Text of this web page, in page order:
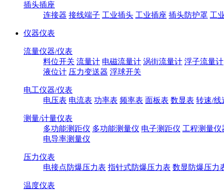
插头插座
连接器 接线端子 工业插头 工业插座 插头防护罩 工
仪器仪表
流量仪器/仪表
料位开关 流量计 电磁流量计 涡街流量计 浮子流量计
液位计 压力变送器 浮球开关
电工仪器/仪表
电压表 电流表 功率表 频率表 面板表 数显表 转速/线
测量/计量仪表
多功能测距仪 多功能测量仪 电子测距仪 工程测量仪
电导率测量仪
压力仪表
电接点防爆压力表 指针式防爆压力表 数显防爆压力
温度仪表